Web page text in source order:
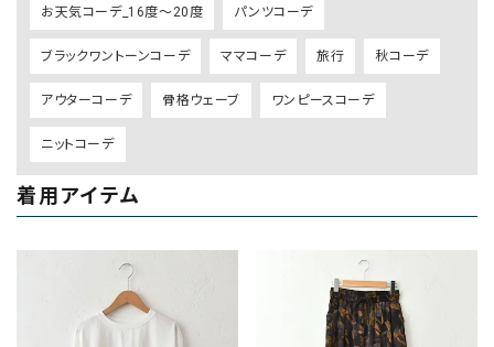
お天気コーデ_16度～20度 パンツコーデ
ブラックワントーンコーデ ママコーデ 旅行 秋コーデ
アウターコーデ 骨格ウェーブ ワンピースコーデ
ニットコーデ
着用アイテム